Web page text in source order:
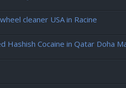
cleaner USA in Racine
Cocaine in Qatar Doha